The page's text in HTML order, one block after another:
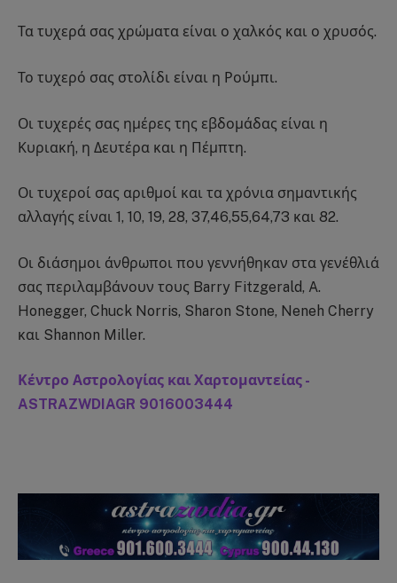
Τα τυχερά σας χρώματα είναι ο χαλκός και ο χρυσός.
Το τυχερό σας στολίδι είναι η Ρούμπι.
Οι τυχερές σας ημέρες της εβδομάδας είναι η
Κυριακή, η Δευτέρα και η Πέμπτη.
Οι τυχεροί σας αριθμοί και τα χρόνια σημαντικής
αλλαγής είναι 1, 10, 19, 28, 37,46,55,64,73 και 82.
Οι διάσημοι άνθρωποι που γεννήθηκαν στα γενέθλιά
σας περιλαμβάνουν τους Barry Fitzgerald, A.
Honegger, Chuck Norris, Sharon Stone, Neneh Cherry
και Shannon Miller.
Κέντρο Αστρολογίας και Χαρτομαντείας -
ASTRAZWDIAGR 9016003444